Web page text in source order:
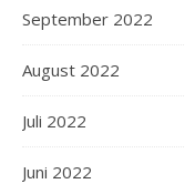
September 2022
August 2022
Juli 2022
Juni 2022